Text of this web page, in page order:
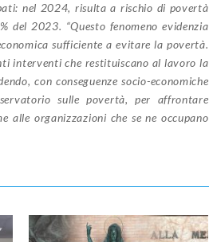
nel 2024, risulta a rischio di povertà
2023. “Questo fenomeno evidenzia
sufficiente a evitare la povertà.
interventi che restituiscano al lavoro la
con conseguenze socio-economiche
sulle povertà, per affrontare
alle organizzazioni che se ne occupano